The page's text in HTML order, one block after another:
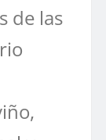
de las